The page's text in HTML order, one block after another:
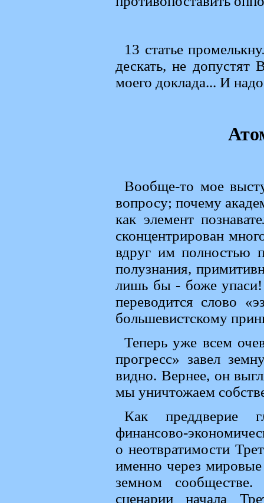
13 статье
дескать, не
моего доклада... И надо
Вообще-то мое
вопросу; почему
как элемент
сконцентрирован
вдруг им полностью
полузнания,
лишь бы - боже упаси!
переводится слово
большевистскому
Теперь уже всем
прогресс» завел
видно. Вернее, он
мы уничтожаем
Как преддверие
финансово-
о неотвратимости
именно через
земном
сценарии начала